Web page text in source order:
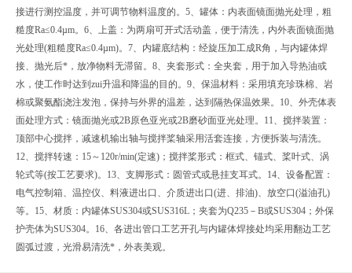
接进行测控温度，并可调节物料温度的。5、罐体：内表面镜面抛光处理，粗
糙度Ra≤0.4µm。6、上盖：为两扇可开式活动盖，便于清洗，内外表面镜面抛
光处理(粗糙度Ra≤0.4µm)。7、内罐底结构：经旋压加工成R角，与内罐体焊
接、抛光后*，放净物料无滞留。8、夹套形式：全夹套，用于加入导热油或
水，使工作时达到zui升温和降温的目的。9、保温材料：采用填充珍珠棉、岩
棉或聚氨酯浇注发泡，保持与外界的温差，达到隔热保温效果。10、外壳体表
面处理方式：镜面抛光或2B原色亚光或2B磨砂面亚光处理。11、搅拌装置：
顶部中心搅拌，减速机输出轴与搅拌桨轴采用活套连接，方便拆装与清洗。
12、搅拌转速：15～120r/min(定速)；搅拌桨形式：框式、锚式、桨叶式、涡
轮式等(按工艺要求)。13、支脚形式：圆管式或悬挂支耳式。14、设备配置：
电气控制箱、温控仪、料液进出口、介质进出口(进、排油)、放空口(溢油孔)
等。15、材质：内罐体SUS304或SUS316L；夹套为Q235－B或SUS304；外保
护壳体为SUS304。16、各进出管口工艺开孔与内罐体焊接处均采用翻边工艺
圆弧过渡，光滑易清洗*，外表美观。